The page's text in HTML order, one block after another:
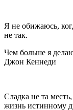
Я не обижаюсь,
не так.
Чем больше я
Джон Кеннеди
Сладка не та месть,
жизнь истинному